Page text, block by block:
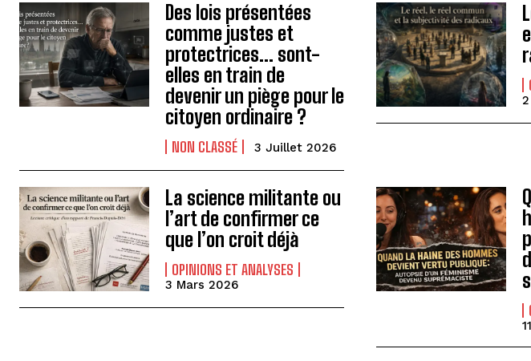
Des lois présentées
comme justes et
protectrices… sont-
elles en train de
devenir un piège pour le
citoyen ordinaire ?
NON CLASSÉ 3 Juillet 2026
La science militante ou
l’art de confirmer ce
que l’on croit déjà
OPINIONS ET ANALYSES
3 Mars 2026